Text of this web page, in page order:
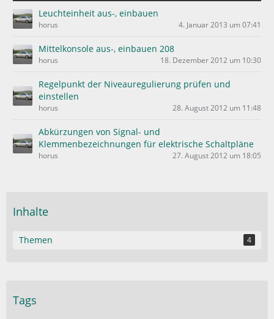
Leuchteinheit aus-, einbauen
horus 4. Januar 2013 um 07:41
Mittelkonsole aus-, einbauen 208
horus 18. Dezember 2012 um 10:30
Regelpunkt der Niveauregulierung prüfen und
einstellen
horus 28. August 2012 um 11:48
Abkürzungen von Signal- und
Klemmenbezeichnungen für elektrische Schaltpläne
horus 27. August 2012 um 18:05
Inhalte
Themen 4
Tags